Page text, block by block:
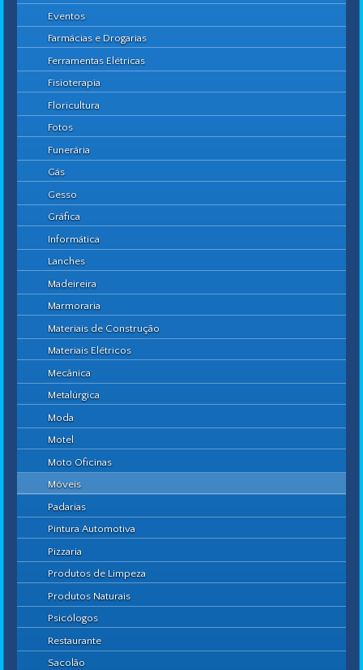
Eventos
Farmácias e Drogarias
Ferramentas Elétricas
Fisioterapia
Floricultura
Fotos
Funerária
Gás
Gesso
Gráfica
Informática
Lanches
Madeireira
Marmoraria
Materiais de Construção
Materiais Elétricos
Mecânica
Metalúrgica
Moda
Motel
Moto Oficinas
Móveis
Padarias
Pintura Automotiva
Pizzaria
Produtos de Limpeza
Produtos Naturais
Psicólogos
Restaurante
Sacolão